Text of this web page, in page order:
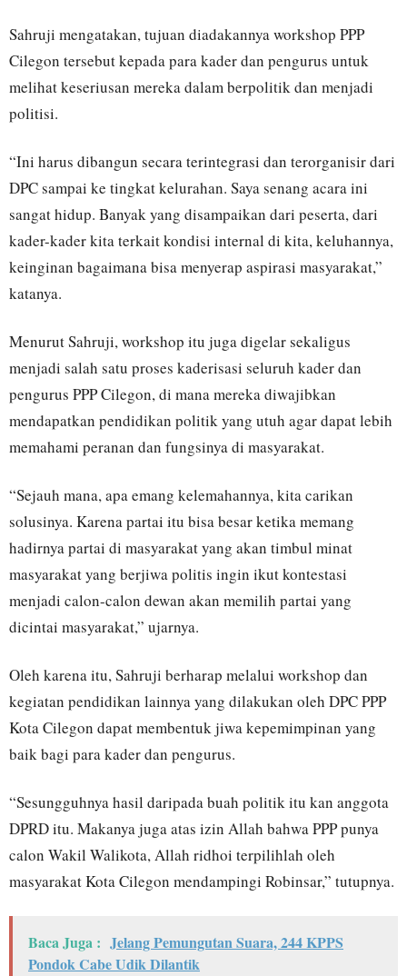
Sahruji mengatakan, tujuan diadakannya workshop PPP
Cilegon tersebut kepada para kader dan pengurus untuk
melihat keseriusan mereka dalam berpolitik dan menjadi
politisi.
“Ini harus dibangun secara terintegrasi dan terorganisir dari
DPC sampai ke tingkat kelurahan. Saya senang acara ini
sangat hidup. Banyak yang disampaikan dari peserta, dari
kader-kader kita terkait kondisi internal di kita, keluhannya,
keinginan bagaimana bisa menyerap aspirasi masyarakat,”
katanya.
Menurut Sahruji, workshop itu juga digelar sekaligus
menjadi salah satu proses kaderisasi seluruh kader dan
pengurus PPP Cilegon, di mana mereka diwajibkan
mendapatkan pendidikan politik yang utuh agar dapat lebih
memahami peranan dan fungsinya di masyarakat.
“Sejauh mana, apa emang kelemahannya, kita carikan
solusinya. Karena partai itu bisa besar ketika memang
hadirnya partai di masyarakat yang akan timbul minat
masyarakat yang berjiwa politis ingin ikut kontestasi
menjadi calon-calon dewan akan memilih partai yang
dicintai masyarakat,” ujarnya.
Oleh karena itu, Sahruji berharap melalui workshop dan
kegiatan pendidikan lainnya yang dilakukan oleh DPC PPP
Kota Cilegon dapat membentuk jiwa kepemimpinan yang
baik bagi para kader dan pengurus.
“Sesungguhnya hasil daripada buah politik itu kan anggota
DPRD itu. Makanya juga atas izin Allah bahwa PPP punya
calon Wakil Walikota, Allah ridhoi terpilihlah oleh
masyarakat Kota Cilegon mendampingi Robinsar,” tutupnya.
Baca Juga : Jelang Pemungutan Suara, 244 KPPS
Pondok Cabe Udik Dilantik